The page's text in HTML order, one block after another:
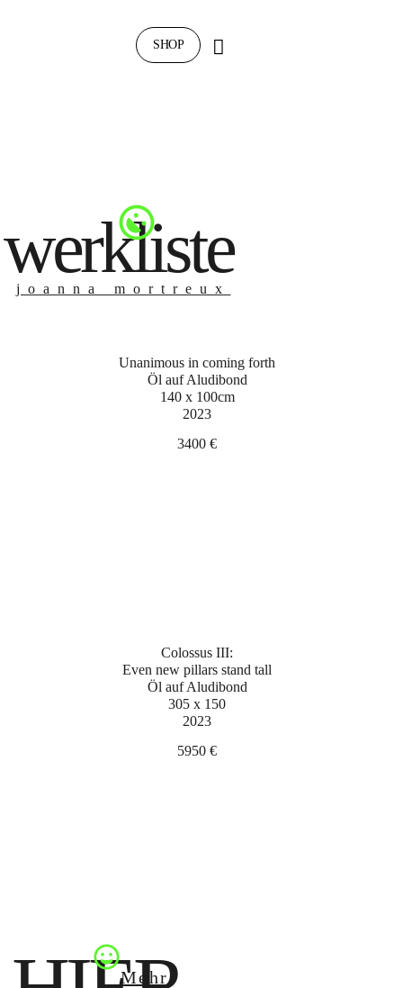
SHOP
werkliste
joanna mortreux
Unanimous in coming forth
Öl auf Aludibond
140 x 100cm
2023
3400 €
Colossus III:
Even new pillars stand tall
Öl auf Aludibond
305 x 150
2023
5950 €
Mehr